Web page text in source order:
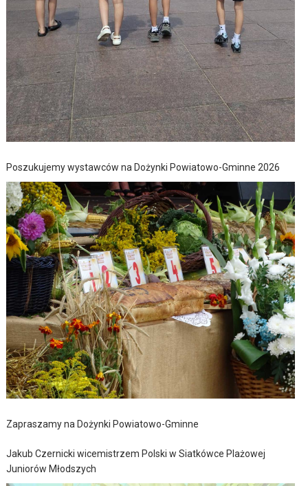
Poszukujemy wystawców na Dożynki Powiatowo-Gminne 2026
Zapraszamy na Dożynki Powiatowo-Gminne
Jakub Czernicki wicemistrzem Polski w Siatkówce Plażowej
Juniorów Młodszych